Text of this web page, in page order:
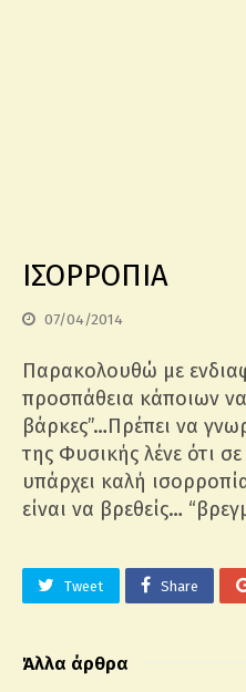
ΙΣΟΡΡΟΠΙΑ
07/04/2014
Παρακολουθώ με
προσπάθεια κάποιων
βάρκες”…Πρέπει να
της Φυσικής λένε ότι
υπάρχει καλή
είναι να βρεθείς…
Tweet Share
Άλλα άρθρα